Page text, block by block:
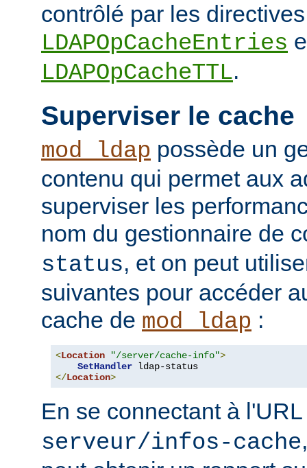
contrôlé par les directives
LDAPOpCacheEntries
LDAPOpCacheTTL.
Superviser le cache
mod_ldap possède un
contenu qui permet aux
superviser les
nom du gestionnaire de
status, et on peut
suivantes pour accéder
cache de mod_ldap :
<Location "/server/cache-info">
SetHandler
</Location>
En se connectant à
serveur/infos-cache